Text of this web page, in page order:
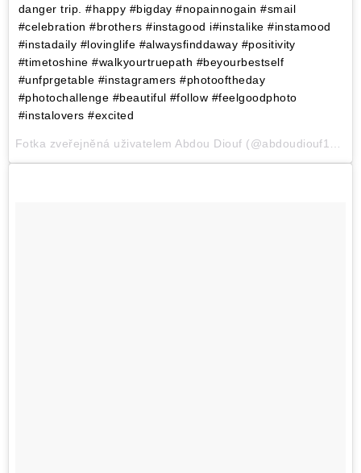
danger trip. #happy #bigday #nopainnogain #smail
#celebration #brothers #instagood i#instalike #instamood
#instadaily #lovinglife #alwaysfinddaway #positivity
#timetoshine #walkyourtruepath #beyourbestself
#unfprgetable #instagramers #photooftheday
#photochallenge #beautiful #follow #feelgoodphoto
#instalovers #excited
Fotka zveřejněná uživatelem Abdou Diouf (@abdoudiouf1993),Čec 27, 2015 v 3:53 PDT